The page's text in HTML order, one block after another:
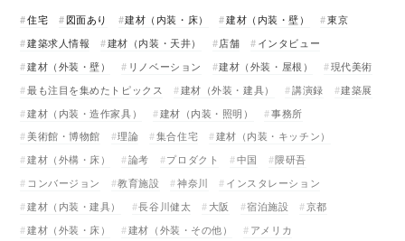
住宅 図面あり 建材（内装・床） 建材（内装・壁）
東京
建築求人情報
建材（内装・天井） 店舗
インタビュー
建材（外装・壁）
リノベーション 建材（外装・屋根）
現代美術
最も注目を集めたトピックス
建材（外装・建具） 講演録
建築展
建材（内装・造作家具）
建材（内装・照明）
事務所
美術館・博物館
理論 集合住宅
建材（内装・キッチン）
建材（外構・床）
論考 プロダクト 中国
隈研吾
コンバージョン
教育施設 神奈川
インスタレーション
建材（内装・建具）
長谷川健太 大阪 宿泊施設
京都
建材（外装・床）
建材（外装・その他）
アメリカ